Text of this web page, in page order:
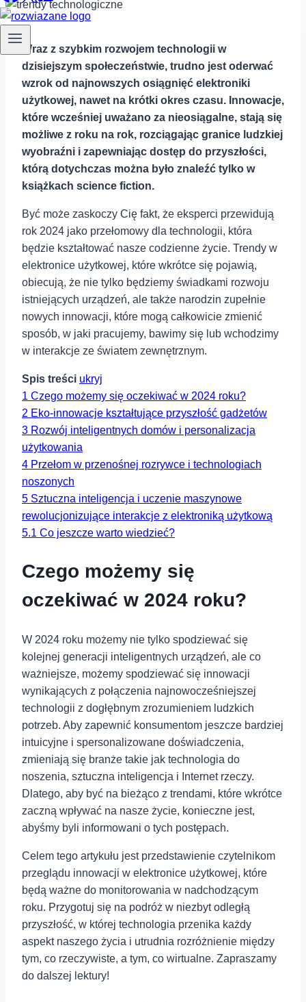
Wraz z szybkim rozwojem technologii w
dzisiejszym społeczeństwie, trudno jest oderwać
wzrok od najnowszych osiągnięć elektroniki
użytkowej, nawet na krótki okres czasu. Innowacje,
które wcześniej uważano za nieosiągalne, stają się
możliwe z roku na rok, rozciągając granice ludzkiej
wyobraźni i zapewniając dostęp do przyszłości,
którą dotychczas można było znaleźć tylko w
książkach science fiction.
Być może zaskoczy Cię fakt, że eksperci przewidują
rok 2024 jako przełomowy dla technologii, która
będzie kształtować nasze codzienne życie. Trendy w
elektronice użytkowej, które wkrótce się pojawią,
obiecują, że nie tylko będziemy świadkami rozwoju
istniejących urządzeń, ale także narodzin zupełnie
nowych innowacji, które mogą całkowicie zmienić
sposób, w jaki pracujemy, bawimy się lub wchodzimy
w interakcje ze światem zewnętrznym.
Spis treści ukryj
1 Czego możemy się oczekiwać w 2024 roku?
2 Eko-innowacje kształtujące przyszłość gadżetów
3 Rozwój inteligentnych domów i personalizacja
użytkowania
4 Przełom w przenośnej rozrywce i⁤ technologiach
noszonych
5 Sztuczna inteligencja i⁤ uczenie ‍maszynowe
rewolucjonizujące ⁢interakcje z elektroniką użytkową
5.1 Co jeszcze warto wiedzieć?
Czego możemy się
oczekiwać w 2024 roku?
W 2024 roku możemy nie tylko spodziewać się
kolejnej generacji inteligentnych urządzeń, ale co
ważniejsze, możemy spodziewać się innowacji
wynikających z połączenia najnowocześniejszej
technologii z dogłębnym zrozumieniem ludzkich
potrzeb. Aby zapewnić konsumentom jeszcze bardziej
intuicyjne i spersonalizowane doświadczenia,
zmieniają się branże takie jak technologia do
noszenia, sztuczna inteligencja i Internet rzeczy.
Dlatego, aby być na bieżąco z trendami, które wkrótce
zaczną wpływać na nasze życie, konieczne jest,
abyśmy byli informowani o tych postępach.
Celem tego artykułu jest przedstawienie czytelnikom
przeglądu innowacji w elektronice użytkowej, które
będą ważne do monitorowania w nadchodzącym
roku. Przygotuj się na podróż w niezbyt odległą
przyszłość, w której technologia przenika każdy
aspekt naszego życia i utrudnia rozróżnienie między
tym, co rzeczywiste, a tym, co wirtualne. Zapraszamy
do dalszej lektury!